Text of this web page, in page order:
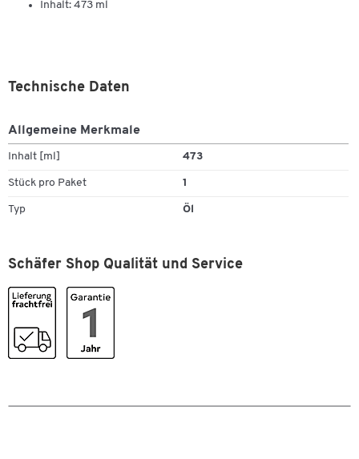
Inhalt: 473 ml
Technische Daten
Allgemeine Merkmale
Inhalt [ml] 473
Stück pro Paket 1
Typ Öl
Schäfer Shop Qualität und Service
Zum Zoomen doppeltippen